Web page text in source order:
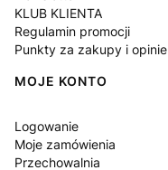
KLUB KLIENTA
Regulamin promocji
Punkty za zakupy i opinie
MOJE KONTO
Logowanie
Moje zamówienia
Przechowalnia